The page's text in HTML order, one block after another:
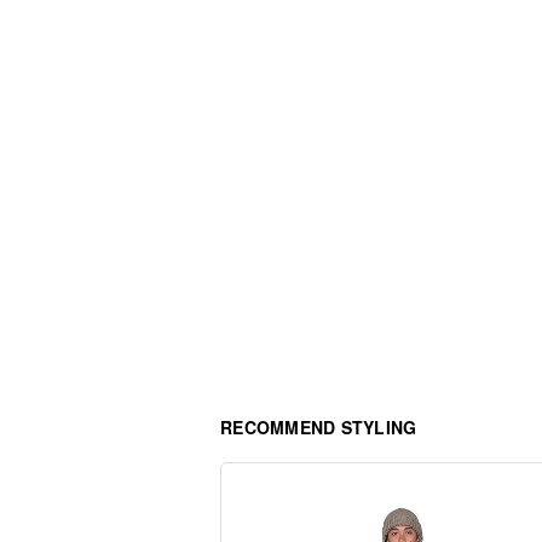
RECOMMEND STYLING